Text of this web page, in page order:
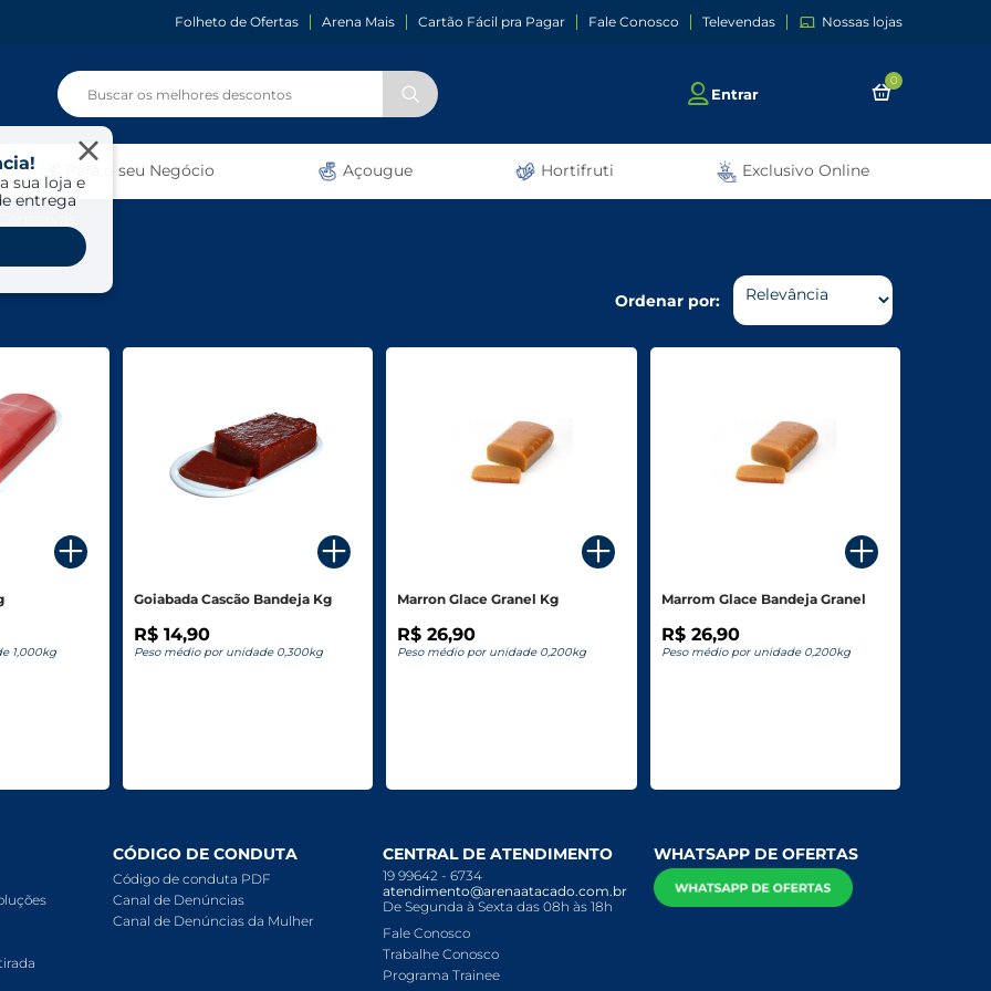
Folheto de Ofertas Arena Mais Cartão Fácil pra Pagar Fale Conosco Televendas Nossas lojas
sua loja e
entrega
Entrar
0
Para o seu Negócio Açougue Hortifruti Exclusivo Online
Ordenar por:
1,000kg
Goiabada Cascão Bandeja Kg
R$ 14,90
Peso médio por unidade 0,300kg
Marron Glace Granel Kg
R$ 26,90
Peso médio por unidade 0,200kg
Marrom Glace Bandeja Granel
R$ 26,90
Peso médio por unidade 0,200kg
CÓDIGO DE CONDUTA
Código de conduta PDF
Canal de Denúncias
Canal de Denúncias da Mulher
CENTRAL DE ATENDIMENTO
19 99642 - 6734
atendimento@arenaatacado.com.br
De Segunda à Sexta das 08h às 18h
Fale Conosco
Trabalhe Conosco
Programa Trainee
WHATSAPP DE OFERTAS